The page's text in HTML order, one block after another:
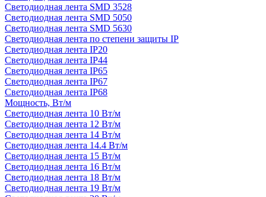
Светодиодная лента SMD 3528
Светодиодная лента SMD 5050
Светодиодная лента SMD 5630
Светодиодная лента по степени защиты IP
Светодиодная лента IP20
Светодиодная лента IP44
Светодиодная лента IP65
Светодиодная лента IP67
Светодиодная лента IP68
Мощность, Вт/м
Светодиодная лента 10 Вт/м
Светодиодная лента 12 Вт/м
Светодиодная лента 14 Вт/м
Светодиодная лента 14.4 Вт/м
Светодиодная лента 15 Вт/м
Светодиодная лента 16 Вт/м
Светодиодная лента 18 Вт/м
Светодиодная лента 19 Вт/м